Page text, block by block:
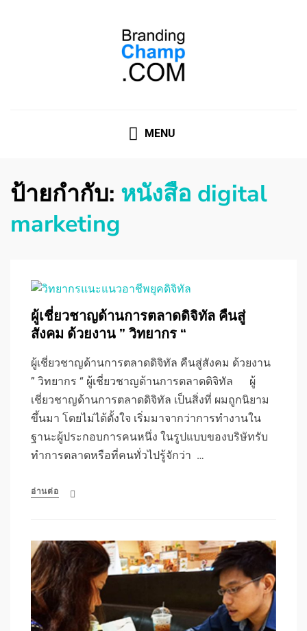
MENU
ป้ายกำกับ: หนังสือ digital
marketing
ผู้เชี่ยวชาญด้านการตลาดดิจิทัล คืนสู่
สังคม ด้วยงาน ” วิทยากร “
ผู้เชี่ยวชาญด้านการตลาดดิจิทัล คืนสู่สังคม ด้วยงาน
” วิทยากร “ ผู้เชี่ยวชาญด้านการตลาดดิจิทัล ผู้
เชี่ยวชาญด้านการตลาดดิจิทัล เป็นสิ่งที่ ผมถูกนิยาม
ขึ้นมา โดยไม่ได้ตั้งใจ เริ่มมาจากว่าการทำงานใน
ฐานะผู้ประกอบการคนหนึ่ง ในรูปแบบของบริษัทรับ
ทำการตลาดหรือที่คนทั่วไปรู้จักว่า …
อ่านต่อ